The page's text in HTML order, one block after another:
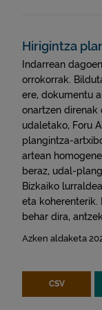
Hirigintza
Indarrean
orrokorrak.
ere, dokumentu
onartzen direnak
udaletako, Foru
plangintza-
artean
beraz, udal-
Bizkaiko
eta koherenterik.
behar dira,
Azken aldaketa
CSV